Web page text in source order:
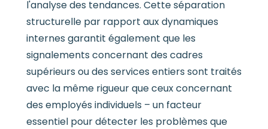
l'analyse des tendances. Cette séparation
structurelle par rapport aux dynamiques
internes garantit également que les
signalements concernant des cadres
supérieurs ou des services entiers sont traités
avec la même rigueur que ceux concernant
des employés individuels – un facteur
essentiel pour détecter les problèmes que